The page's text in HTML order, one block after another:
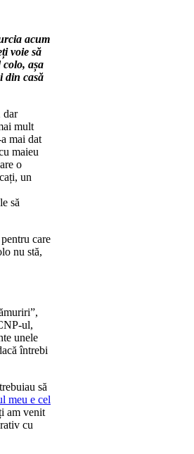
acum
voie să
colo, așa
din casă
dar
mult
mai dat
maieu
o
un
să
care
nu stă,
ul,
unele
întrebi
să
meu e cel
am venit
cu